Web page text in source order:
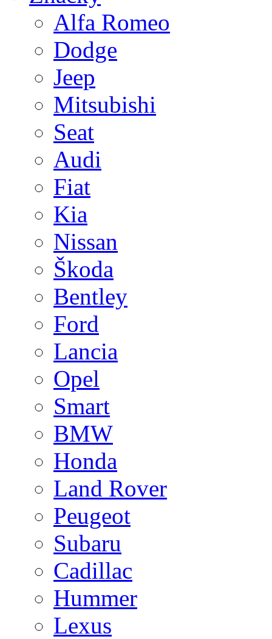
Alfa Romeo
Dodge
Jeep
Mitsubishi
Seat
Audi
Fiat
Kia
Nissan
Škoda
Bentley
Ford
Lancia
Opel
Smart
BMW
Honda
Land Rover
Peugeot
Subaru
Cadillac
Hummer
Lexus